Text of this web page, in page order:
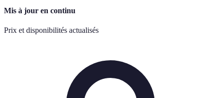
Mis à jour en continu
Prix et disponibilités actualisés